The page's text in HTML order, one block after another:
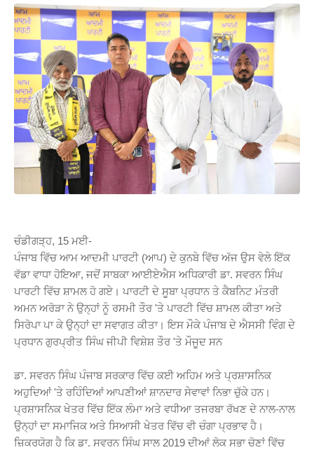
W
S
ਚੰਡੀਗੜ੍ਹ, 15 ਮਈ-
ਪੰਜਾਬ ਵਿੱਚ ਆਮ ਆਦਮੀ ਪਾਰਟੀ (ਆਪ) ਦੇ ਕੁਨਬੇ ਵਿੱਚ ਅੱਜ ਉਸ ਵੇਲੇ ਇੱਕ
ਵੱਡਾ ਵਾਧਾ ਹੋਇਆ, ਜਦੋਂ ਸਾਬਕਾ ਆਈਏਐਸ ਅਧਿਕਾਰੀ ਡਾ. ਸਵਰਨ ਸਿੰਘ
ਪਾਰਟੀ ਵਿੱਚ ਸ਼ਾਮਲ ਹੋ ਗਏ। ਪਾਰਟੀ ਦੇ ਸੂਬਾ ਪ੍ਰਧਾਨ ਤੇ ਕੈਬਨਿਟ ਮੰਤਰੀ
ਅਮਨ ਅਰੋੜਾ ਨੇ ਉਨ੍ਹਾਂ ਨੂੰ ਰਸਮੀ ਤੌਰ 'ਤੇ ਪਾਰਟੀ ਵਿੱਚ ਸ਼ਾਮਲ ਕੀਤਾ ਅਤੇ
ਸਿਰੋਪਾ ਪਾ ਕੇ ਉਨ੍ਹਾਂ ਦਾ ਸਵਾਗਤ ਕੀਤਾ। ਇਸ ਮੌਕੇ ਪੰਜਾਬ ਦੇ ਐਸਸੀ ਵਿੰਗ ਦੇ
ਪ੍ਰਧਾਨ ਗੁਰਪ੍ਰੀਤ ਸਿੰਘ ਜੀਪੀ ਵਿਸ਼ੇਸ਼ ਤੌਰ 'ਤੇ ਮੌਜੂਦ ਸਨ
ਡਾ. ਸਵਰਨ ਸਿੰਘ ਪੰਜਾਬ ਸਰਕਾਰ ਵਿੱਚ ਕਈ ਅਹਿਮ ਅਤੇ ਪ੍ਰਸ਼ਾਸਨਿਕ
ਅਹੁਦਿਆਂ 'ਤੇ ਰਹਿੰਦਿਆਂ ਆਪਣੀਆਂ ਸ਼ਾਨਦਾਰ ਸੇਵਾਵਾਂ ਨਿਭਾ ਚੁੱਕੇ ਹਨ।
ਪ੍ਰਸ਼ਾਸਨਿਕ ਖੇਤਰ ਵਿੱਚ ਇੱਕ ਲੰਮਾ ਅਤੇ ਵਧੀਆ ਤਜਰਬਾ ਰੱਖਣ ਦੇ ਨਾਲ-ਨਾਲ
ਉਨ੍ਹਾਂ ਦਾ ਸਮਾਜਿਕ ਅਤੇ ਸਿਆਸੀ ਖੇਤਰ ਵਿੱਚ ਵੀ ਚੰਗਾ ਪ੍ਰਭਾਵ ਹੈ।
ਜ਼ਿਕਰਯੋਗ ਹੈ ਕਿ ਡਾ. ਸਵਰਨ ਸਿੰਘ ਸਾਲ 2019 ਦੀਆਂ ਲੋਕ ਸਭਾ ਚੋਣਾਂ ਵਿੱਚ